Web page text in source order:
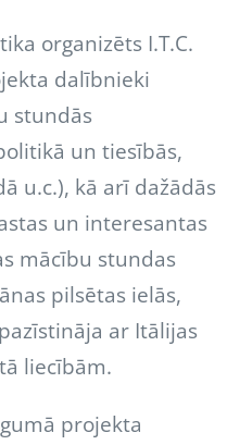
organizēts I.T.C.
dalībnieki
stundās
un tiesībās,
u.c.), kā arī dažādās
un interesantas
mācību stundas
pilsētas ielās,
ar Itālijas
liecībām.
projekta